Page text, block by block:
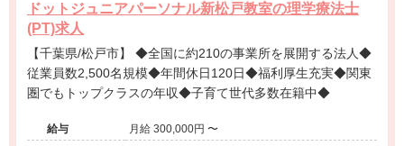
ドットジュニアパーソナル新松戸教室の理学療法士
(PT)求人
【千葉県/松戸市】 ◆全国に約210の事業所を展開する法人◆
従業員数2,500名規模◆年間休日120日◆福利厚生充実◆関東
圏でもトップクラスの年収◆子育て世代多数在籍中◆
給与
月給 300,000円 〜